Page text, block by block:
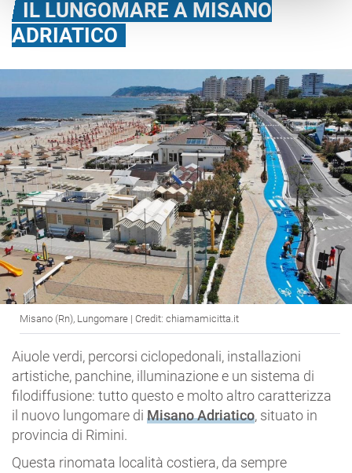
IL LUNGOMARE A MISANO
ADRIATICO
Misano (Rn), Lungomare | Credit: chiamamicitta.it
Aiuole verdi, percorsi ciclopedonali, installazioni
artistiche, panchine, illuminazione e un sistema di
filodiffusione: tutto questo e molto altro caratterizza
il nuovo lungomare di Misano Adriatico, situato in
provincia di Rimini.
Questa rinomata località costiera, da sempre